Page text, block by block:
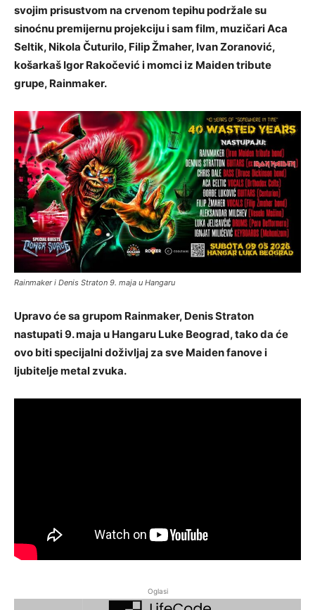
svojim prisustvom na crvenom tepihu podržale su
sinoćnu premijernu projekciju i sam film, muzičari Aca
Seltik, Nikola Čuturilo, Filip Žmaher, Ivan Zoranović,
košarkaš Igor Rakočević i momci iz Maiden tribute
grupe, Rainmaker.
Rainmaker i Denis Straton 9. maja u Hangaru
Upravo će sa grupom Rainmaker, Denis Straton
nastupati 9. maja u Hangaru Luke Beograd, tako da će
ovo biti specijalni doživljaj za sve Maiden fanove i
ljubitelje metal zvuka.
Oglasi